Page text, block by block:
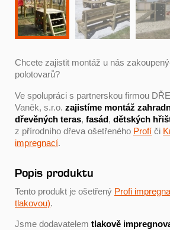
Chcete zajistit montáž u nás
polotovarů?
Ve spolupráci s partnerskou firmou
Vaněk, s.r.o. zajistíme montáž
dřevěných teras, fasád, dětských
z přírodního dřeva ošetřeného Profí či
impregnací.
Popis produktu
Tento produkt je ošetřený Profi
tlakovou).
Jsme dodavatelem tlakově